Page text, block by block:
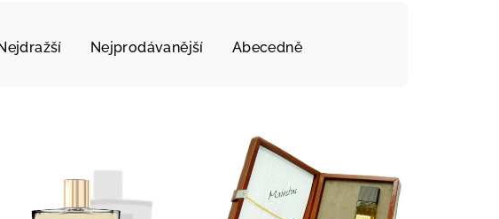
Nejprodávanější Abecedně